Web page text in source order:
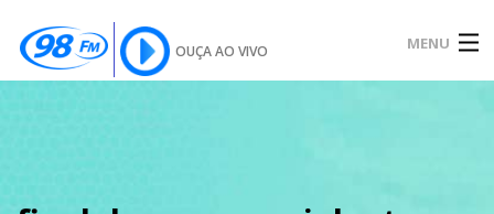
OUÇA AO VIVO MENU
SOBRE